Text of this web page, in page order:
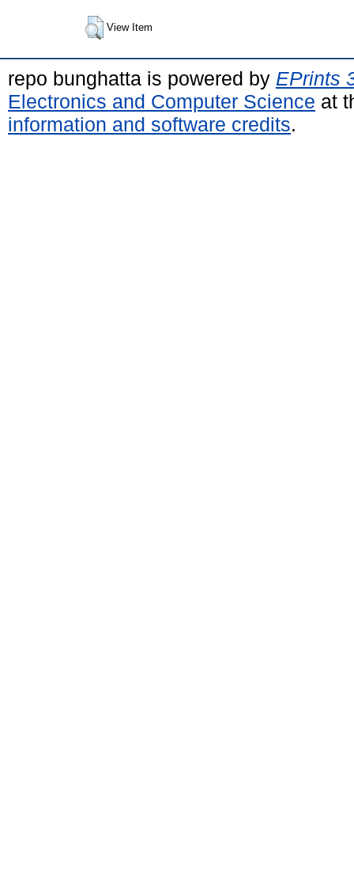
View Item
repo bunghatta is powered by EPrints
Electronics and Computer Science at
information and software credits.